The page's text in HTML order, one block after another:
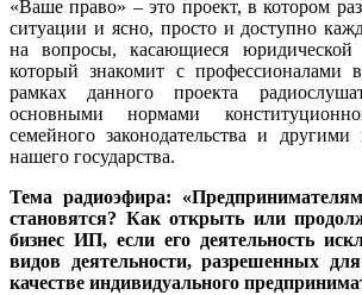
«Ваше право» – это проект, в котором
ситуации и ясно, просто и доступно
на вопросы, касающиеся юридической
который знакомит с профессионалами
рамках данного проекта
основными нормами
семейного законодательства и
нашего государства.
Тема радиоэфира:
становятся? Как открыть или
бизнес ИП, если его деятельность
видов деятельности, разрешенных
качестве индивидуального